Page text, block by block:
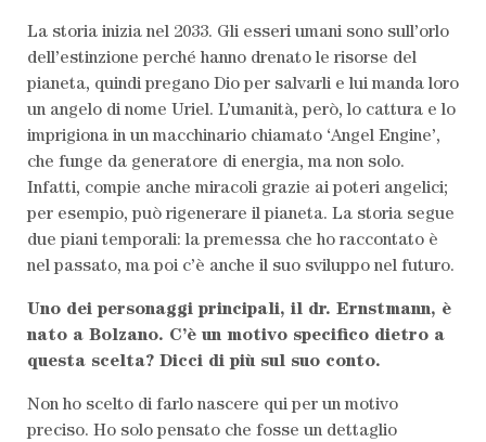
La storia inizia nel 2033. Gli esseri umani sono sull’orlo
dell’estinzione perché hanno drenato le risorse del
pianeta, quindi pregano Dio per salvarli e lui manda loro
un angelo di nome Uriel. L’umanità, però, lo cattura e lo
imprigiona in un macchinario chiamato ‘Angel Engine’,
che funge da generatore di energia, ma non solo.
Infatti, compie anche miracoli grazie ai poteri angelici;
per esempio, può rigenerare il pianeta. La storia segue
due piani temporali: la premessa che ho raccontato è
nel passato, ma poi c’è anche il suo sviluppo nel futuro.
Uno dei personaggi principali, il dr. Ernstmann, è
nato a Bolzano. C’è un motivo specifico dietro a
questa scelta? Dicci di più sul suo conto.
Non ho scelto di farlo nascere qui per un motivo
preciso. Ho solo pensato che fosse un dettaglio